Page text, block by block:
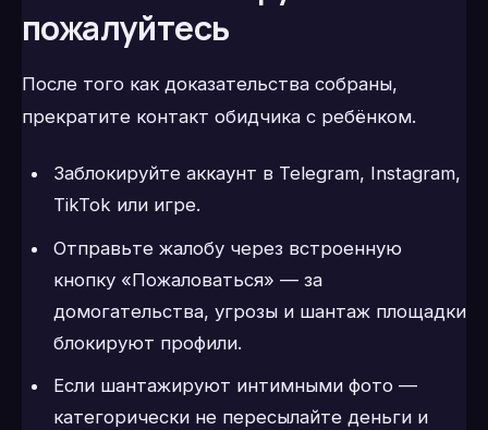
пожалуйтесь
После того как доказательства собраны,
прекратите контакт обидчика с ребёнком.
Заблокируйте аккаунт в Telegram, Instagram,
TikTok или игре.
Отправьте жалобу через встроенную
кнопку «Пожаловаться» — за
домогательства, угрозы и шантаж площадки
блокируют профили.
Если шантажируют интимными фото —
категорически не пересылайте деньги и